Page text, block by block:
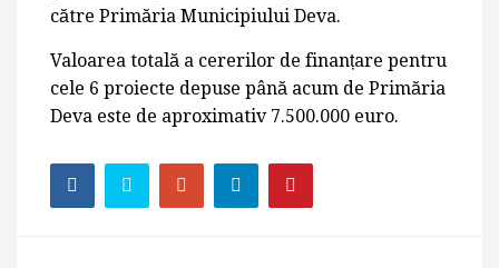
către Primăria Municipiului Deva.
Valoarea totală a cererilor de finanțare pentru
cele 6 proiecte depuse până acum de Primăria
Deva este de aproximativ 7.500.000 euro.